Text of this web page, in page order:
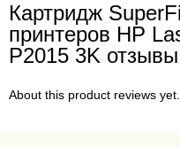
Картридж
принтеров HP
P2015 3K отзывы
About this product reviews